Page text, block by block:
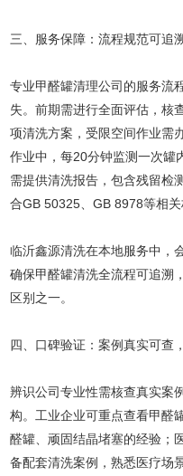
三、服务保障：流程规范可追
专业甲醛罐清理公司的服务流
失。前期需进行全面评估，核
项清洗方案，受限空间作业需
作业中，每20分钟监测一次罐
需提供清洗报告，包含残留检
合GB 50325、GB 8978等相关
临沂鑫源清洗在本地服务中，
确保甲醛罐清洗全流程可追溯
区别之一。
四、口碑验证：案例真实可查
辨识公司专业性需核查真实案
构。工业企业可重点查看甲醛
醛罐、顽固结晶堵塞的经验；
备配套清洗案例，熟悉医疗场